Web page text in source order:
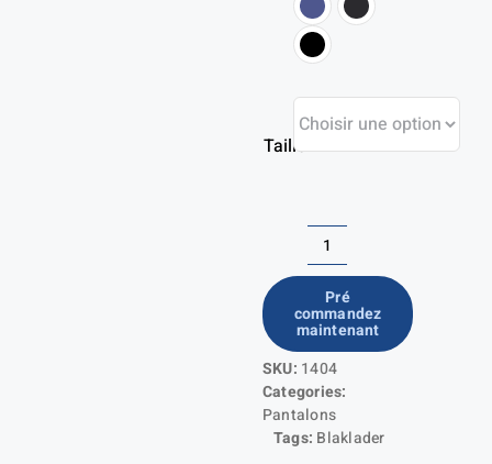
Taille
quantité
de
Pantalon
Industrie
Pré
commandez
maintenant
SKU: 1404
Categories:
Pantalons
Tags: Blaklader